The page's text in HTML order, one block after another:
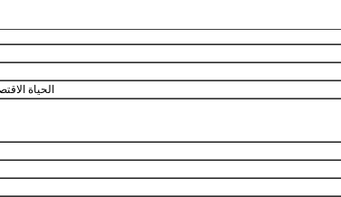
الحياة الاقتصادية في